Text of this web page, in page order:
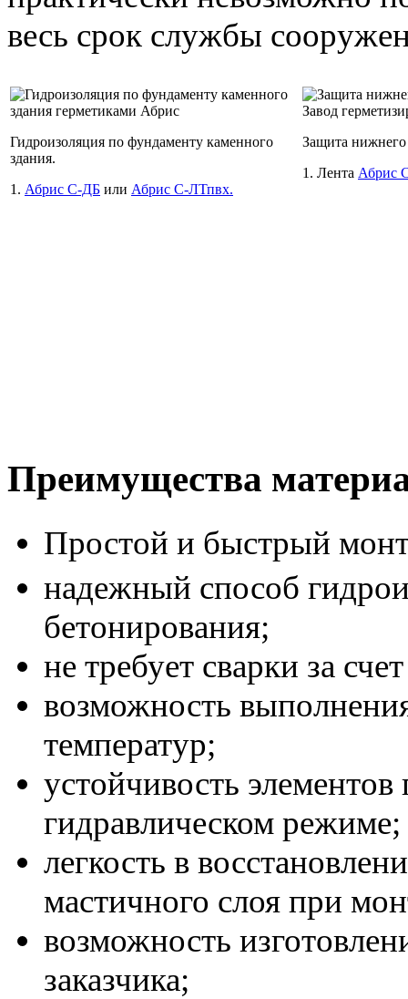
весь срок службы
Гидроизоляция по фундаменту каменного
здания.
1. Абрис С-ДБ или Абрис С-ЛТпвх.
Защита нижнего
1. Лента Абрис
Преимущества
Простой и быстрый
надежный способ
бетонирования;
не требует сварки за
возможность
температур;
устойчивость
гидравлическом режиме;
легкость в
мастичного слоя при
возможность
заказчика;